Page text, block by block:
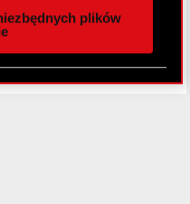
partnerom
informacje z innymi
lub uzyskanymi
plików